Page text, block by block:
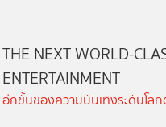
THE NEXT WORLD-
ENTERTAINMENT
อีกขั้นของความบันเทิงระดับโล